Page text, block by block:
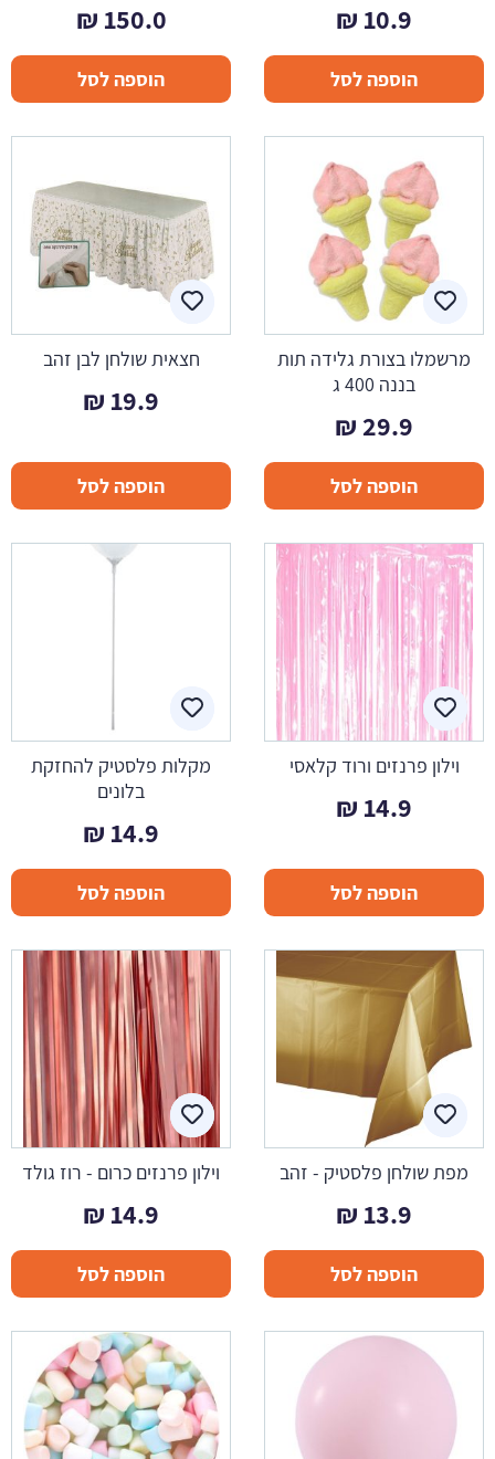
10.9
₪
הוספה לסל
150.0
₪
הוספה לסל
מרשמלו בצורת גלידה תות
בננה 400 ג
29.9
₪
הוספה לסל
חצאית שולחן לבן זהב
19.9
₪
הוספה לסל
וילון פרנזים ורוד קלאסי
14.9
₪
הוספה לסל
מקלות פלסטיק להחזקת
בלונים
14.9
₪
הוספה לסל
מפת שולחן פלסטיק - זהב
13.9
₪
הוספה לסל
וילון פרנזים כרום - רוז גולד
14.9
₪
הוספה לסל